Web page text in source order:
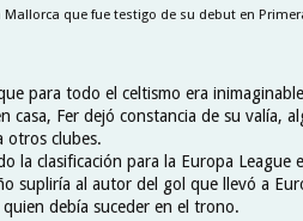
que fue testigo de su debut en
para todo el celtismo era
Fer dejó constancia de su valía,
otros clubes.
la clasificación para la Europa League
supliría al autor del gol que llevó a
debía suceder en el trono.